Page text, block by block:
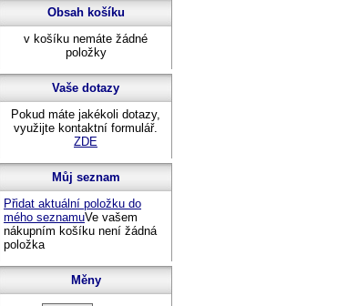
Obsah košíku
v košíku nemáte žádné
položky
Vaše dotazy
Pokud máte jakékoli dotazy,
využijte kontaktní formulář.
ZDE
Můj seznam
Přidat aktuální položku do
mého seznamuVe vašem
nákupním košíku není žádná
položka
Měny